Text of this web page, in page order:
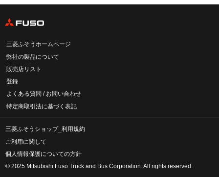
三菱ふそうホームページ
弊社の製品について
販売店リスト
登録
よくある質問 / お問い合わせ
特定商取引法に基づく表記
三菱ふそうショップ_利用規約
ご利用に関して
個人情報保護についての方針
© 2025 Mitsubishi Fuso Truck and Bus Corporation. All rights reserved.